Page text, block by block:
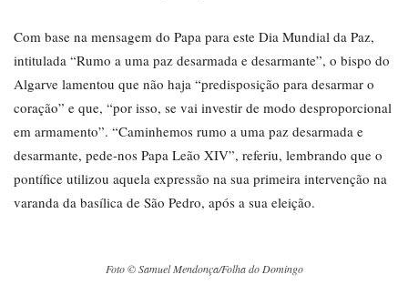
Com base na mensagem do Papa para este Dia Mundial da Paz,
intitulada “Rumo a uma paz desarmada e desarmante”, o bispo do
Algarve lamentou que não haja “predisposição para desarmar o
coração” e que, “por isso, se vai investir de modo desproporcional
em armamento”. “Caminhemos rumo a uma paz desarmada e
desarmante, pede-nos Papa Leão XIV”, referiu, lembrando que o
pontífice utilizou aquela expressão na sua primeira intervenção na
varanda da basílica de São Pedro, após a sua eleição.
Foto © Samuel Mendonça/Folha do Domingo